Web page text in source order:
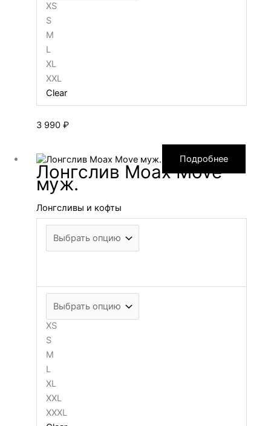
XS
S
M
L
XL
XXL
Clear
3 990 ₽
Подробнее
Лонгслив Moax Move
муж.
Лонгсливы и кофты
XS
S
M
L
XL
XXL
XXXL